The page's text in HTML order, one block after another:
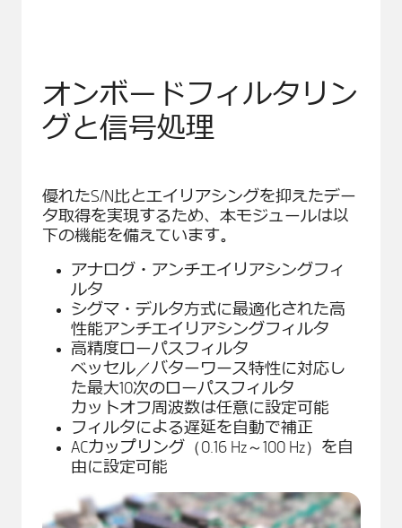
オンボードフィルタリン
グと信号処理
優れたS/N比とエイリアシングを抑えたデー
タ取得を実現するため、本モジュールは以
下の機能を備えています。
アナログ・アンチエイリアシングフィ
ルタ
シグマ・デルタ方式に最適化された高
性能アンチエイリアシングフィルタ
高精度ローパスフィルタ
ベッセル／バターワース特性に対応し
た最大10次のローパスフィルタ
カットオフ周波数は任意に設定可能
フィルタによる遅延を自動で補正
ACカップリング（0.16 Hz～100 Hz）を自
由に設定可能